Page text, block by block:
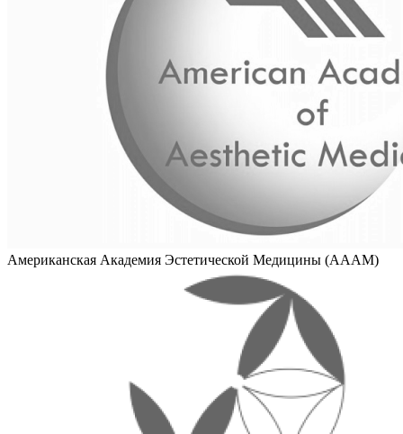
Американская Академия Эстетической Медицины (AAAM)